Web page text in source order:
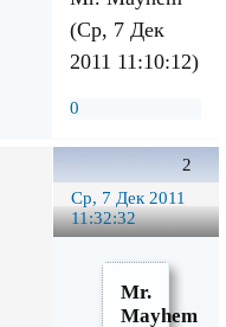
(Ср, 7 Дек
2011 11:10:12)
0
2
Ср, 7 Дек 2011
11:32:32
Mr.
Mayhem